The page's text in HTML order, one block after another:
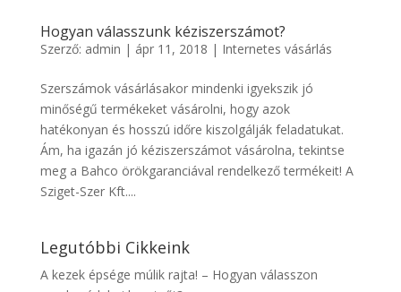
Hogyan válasszunk kéziszerszámot?
Szerző: admin | ápr 11, 2018 | Internetes vásárlás
Szerszámok vásárlásakor mindenki igyekszik jó
minőségű termékeket vásárolni, hogy azok
hatékonyan és hosszú időre kiszolgálják feladatukat.
Ám, ha igazán jó kéziszerszámot vásárolna, tekintse
meg a Bahco örökgaranciával rendelkező termékeit! A
Sziget-Szer Kft....
Legutóbbi Cikkeink
A kezek épsége múlik rajta! – Hogyan válasszon